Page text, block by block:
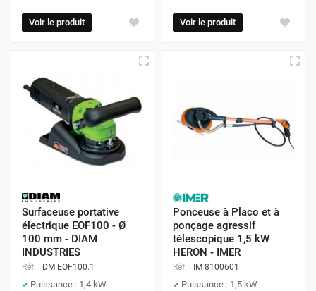
Voir le produit Voir le produit
Surfaceuse portative
électrique EOF100 - Ø
100 mm - DIAM
INDUSTRIES
Réf. : DM EOF100.1
Puissance : 1,4 kW
Ponceuse à Placo et à
ponçage agressif
télescopique 1,5 kW
HERON - IMER
Réf. : IM 8100601
Puissance : 1,5 kW